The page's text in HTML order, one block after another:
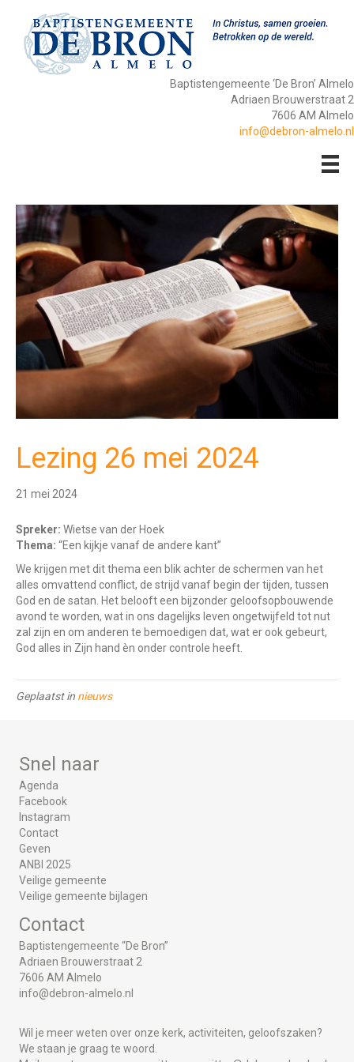
Baptistengemeente ‘De Bron’ Almelo
Adriaen Brouwerstraat 2
7606 AM Almelo
info@debron-almelo.nl
Lezing 26 mei 2024
21 mei 2024
Spreker: Wietse van der Hoek
Thema: “Een kijkje vanaf de andere kant”
We krijgen met dit thema een blik achter de schermen van het
alles omvattend conflict, de strijd vanaf begin der tijden, tussen
God en de satan. Het belooft een bijzonder geloofsopbouwende
avond te worden, wat in ons dagelijks leven ongetwijfeld tot nut
zal zijn en om anderen te bemoedigen dat, wat er ook gebeurt,
God alles in Zijn hand èn onder controle heeft.
Geplaatst in nieuws
Snel naar
Agenda
Facebook
Instagram
Contact
Geven
ANBI 2025
Veilige gemeente
Veilige gemeente bijlagen
Contact
Baptistengemeente “De Bron”
Adriaen Brouwerstraat 2
7606 AM Almelo
info@debron-almelo.nl
Wil je meer weten over onze kerk, activiteiten, geloofszaken?
We staan je graag te woord.